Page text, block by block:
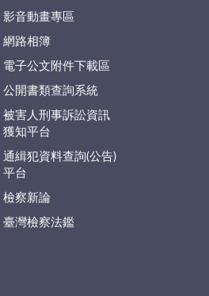
影音動畫專區
網路相簿
電子公文附件下載區
公開書類查詢系統
被害人刑事訴訟資訊
獲知平台
通緝犯資料查詢(公告)
平台
檢察新論
臺灣檢察法鑑